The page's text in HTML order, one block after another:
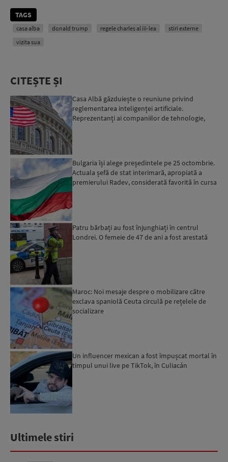
TAGS
casa alba donald trump regele charles al iii-lea
stiri externe
vizita sua
CITEȘTE ȘI
Casa Albă găzduiește o reuniune privind
reglementarea inteligenței artificiale.
Reprezentanți ai companiilor de tehnologie,
Bulgaria își alege președintele pe 25 octombrie.
Actuala șefă de stat interimară, apropiată a
premierului Radev, considerată favorită în cursa
Patru bărbați au fost înjunghiați în centrul
Londrei. O femeie de 47 de ani a fost arestată
Maroc: Noi mesaje despre o mobilizare către
exclava spaniolă Ceuta circulă pe rețelele de
socializare
Un influencer mexican a fost împușcat mortal în
timpul unui live pe TikTok, în Culiacán
Ultimele stiri